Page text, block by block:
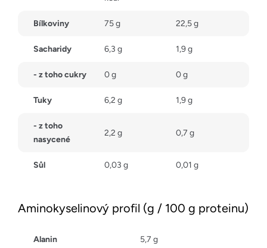
Bílkoviny 75 g 22,5 g
Sacharidy 6,3 g 1,9 g
- z toho cukry 0 g 0 g
Tuky 6,2 g 1,9 g
- z toho
nasycené
2,2 g 0,7 g
Sůl 0,03 g 0,01 g
Aminokyselinový profil (g / 100 g proteinu)
Alanin 5,7 g